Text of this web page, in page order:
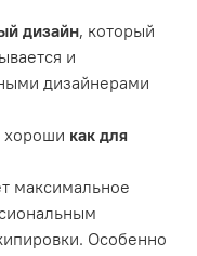
дизайн, который
и
дизайнерами
хороши как для
максимальное
Особенно